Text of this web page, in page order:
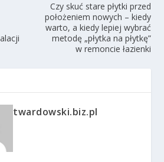
Czy skuć stare płytki przed
położeniem nowych – kiedy
warto, a kiedy lepiej wybrać
metodę „płytka na płytkę”
w remoncie łazienki
twardowski.biz.pl